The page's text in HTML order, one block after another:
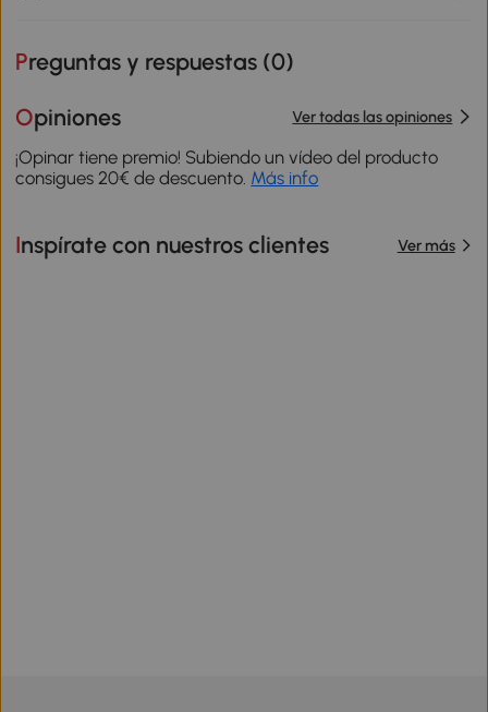
Preguntas y respuestas (0)
Opiniones Ver todas las opiniones
¡Opinar tiene premio! Subiendo un vídeo del producto
consigues 20€ de descuento. Más info
Inspírate con nuestros clientes Ver más